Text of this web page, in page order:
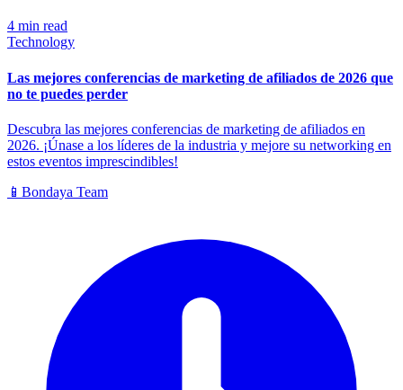
4 min read
Technology
Las mejores conferencias de marketing de afiliados de 2026 que
no te puedes perder
Descubra las mejores conferencias de marketing de afiliados en
2026. ¡Únase a los líderes de la industria y mejore su networking en
estos eventos imprescindibles!
📱 Bondaya Team